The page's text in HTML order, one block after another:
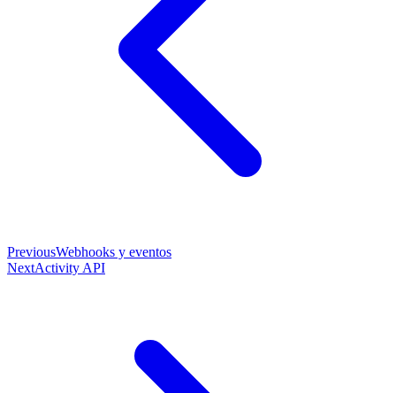
PreviousWebhooks y eventos
NextActivity API